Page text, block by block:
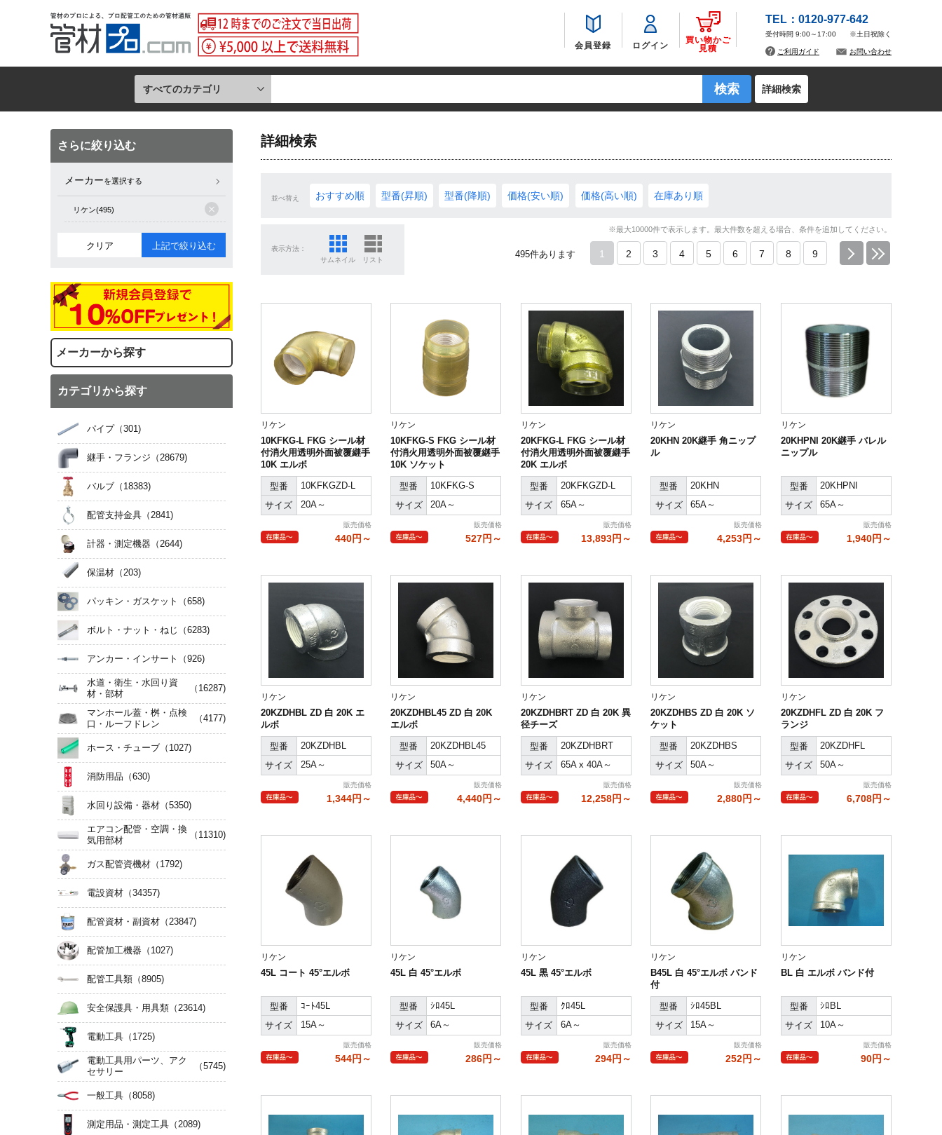
すべてのカテゴリ 詳細検索
会員登録 ログイン
買い物かご
見積
TEL：0120-977-642
受付時間 9:00～17:00 ※土日祝除く
ご利用ガイド お問い合わせ
詳細検索
並べ替え おすすめ順 型番(昇順) 型番(降順) 価格(安い順) 価格(高い順) 在庫あり順
表示方法：
サムネイル
リスト
※最大10000件で表示します。最大件数を超える場合、条件を追加してください。
495件あります 1 2 3 4 5 6 7 8 9
リケン
10KFKG-L FKG シール材
付消火用透明外面被覆継手
10K エルボ
型番
10KFKGZD-L
サイズ
20A～
販売価格
440円～
リケン
10KFKG-S FKG シール材
付消火用透明外面被覆継手
10K ソケット
型番
10KFKG-S
サイズ
20A～
販売価格
527円～
リケン
20KFKG-L FKG シール材
付消火用透明外面被覆継手
20K エルボ
型番
20KFKGZD-L
サイズ
65A～
販売価格
13,893円～
リケン
20KHN 20K継手 角ニップ
ル
型番
20KHN
サイズ
65A～
販売価格
4,253円～
リケン
20KHPNI 20K継手 バレル
ニップル
型番
20KHPNI
サイズ
65A～
販売価格
1,940円～
リケン
20KZDHBL ZD 白 20K エ
ルボ
型番
20KZDHBL
サイズ
25A～
販売価格
1,344円～
リケン
20KZDHBL45 ZD 白 20K
エルボ
型番
20KZDHBL45
サイズ
50A～
販売価格
4,440円～
リケン
20KZDHBRT ZD 白 20K 異
径チーズ
型番
20KZDHBRT
サイズ
65A x 40A～
販売価格
12,258円～
リケン
20KZDHBS ZD 白 20K ソ
ケット
型番
20KZDHBS
サイズ
50A～
販売価格
2,880円～
リケン
20KZDHFL ZD 白 20K フ
ランジ
型番
20KZDHFL
サイズ
50A～
販売価格
6,708円～
リケン
45L コート 45°エルボ
型番
ｺｰﾄ45L
サイズ
15A～
販売価格
544円～
リケン
45L 白 45°エルボ
型番
ｼﾛ45L
サイズ
6A～
販売価格
286円～
リケン
45L 黒 45°エルボ
型番
ｸﾛ45L
サイズ
6A～
販売価格
294円～
リケン
B45L 白 45°エルボ バンド
付
型番
ｼﾛ45BL
サイズ
15A～
販売価格
252円～
リケン
BL 白 エルボ バンド付
型番
ｼﾛBL
サイズ
10A～
販売価格
90円～
さらに絞り込む
メーカーを選択する
リケン(495)
クリア 上記で絞り込む
メーカーから探す
カテゴリから探す
パイプ（301)
継手・フランジ （28679)
バルブ （18383)
配管支持金具 （2841)
計器・測定機器 （2644)
保温材 （203)
パッキン・ガスケット （658)
ボルト・ナット・ねじ （6283)
アンカー・インサート （926)
水道・衛生・水回り資
材・部材
（16287)
マンホール蓋・桝・点検
口・ルーフドレン
（4177)
ホース・チューブ （1027)
消防用品 （630)
水回り設備・器材 （5350)
エアコン配管・空調・換
気用部材
（11310)
ガス配管資機材 （1792)
電設資材 （34357)
配管資材・副資材 （23847)
配管加工機器 （1027)
配管工具類 （8905)
安全保護具・用具類 （23614)
電動工具 （1725)
電動工具用パーツ、アク
セサリー
（5745)
一般工具 （8058)
測定用品・測定工具 （2089)